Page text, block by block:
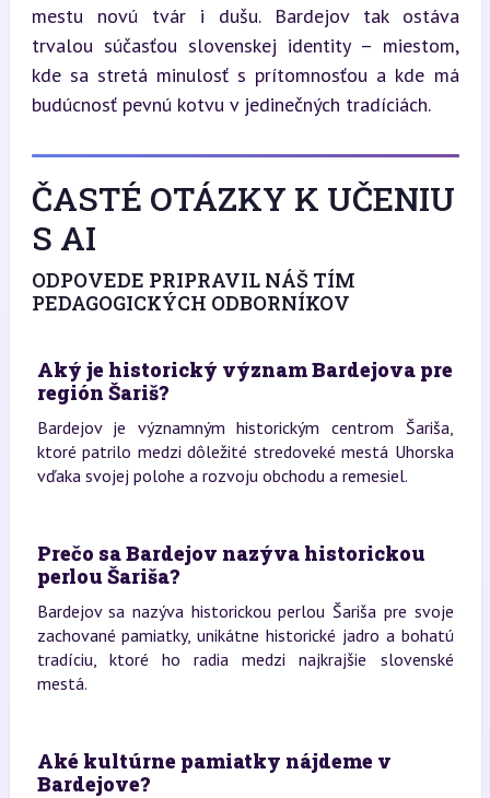
mestu novú tvár i dušu. Bardejov tak ostáva
trvalou súčasťou slovenskej identity – miestom,
kde sa stretá minulosť s prítomnosťou a kde má
budúcnosť pevnú kotvu v jedinečných tradíciách.
ČASTÉ OTÁZKY K UČENIU
S AI
ODPOVEDE PRIPRAVIL NÁŠ TÍM
PEDAGOGICKÝCH ODBORNÍKOV
Aký je historický význam Bardejova pre
región Šariš?
Bardejov je významným historickým centrom Šariša,
ktoré patrilo medzi dôležité stredoveké mestá Uhorska
vďaka svojej polohe a rozvoju obchodu a remesiel.
Prečo sa Bardejov nazýva historickou
perlou Šariša?
Bardejov sa nazýva historickou perlou Šariša pre svoje
zachované pamiatky, unikátne historické jadro a bohatú
tradíciu, ktoré ho radia medzi najkrajšie slovenské
mestá.
Aké kultúrne pamiatky nájdeme v
Bardejove?